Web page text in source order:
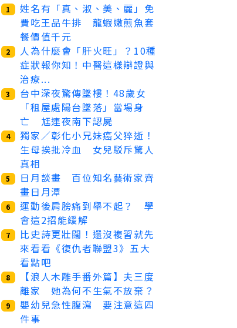
1
姓名有「真、淑、美、麗」免
費吃王品牛排 龍蝦嫩煎魚套
餐價值千元
2
人為什麼會「肝火旺」？10種
症狀報你知！中醫這樣辯證與
治療...
3
台中深夜驚傳墜樓！48歲女
「租屋處陽台墜落」當場身
亡 尪連夜南下認屍
4
獨家／彰化小兄妹癌父猝逝！
生母挨批冷血 女兒駁斥驚人
真相
5
日月談畫 百位知名藝術家齊
畫日月潭
6
運動後肩膀痛到舉不起？ 學
會這2招能緩解
7
比史詩更壯闊！還沒複習就先
來看看《復仇者聯盟3》五大
看點吧
8
【浪人木雕手番外篇】夫三度
離家 她為何不生氣不放棄？
9
嬰幼兒急性腹瀉 要注意這四
件事